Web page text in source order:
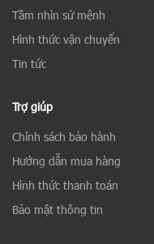
Tầm nhìn sứ mệnh
Hình thức vận chuyển
Tin tức
Trợ giúp
Chính sách bảo hành
Hướng dẫn mua hàng
Hình thức thanh toán
Bảo mật thông tin